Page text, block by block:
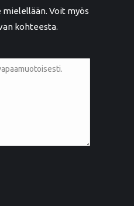
Voit myös
kohteesta.